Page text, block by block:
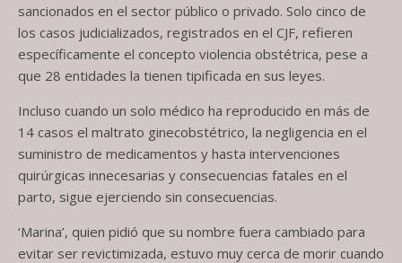
sancionados en el sector público o privado. Solo cinco de
los casos judicializados, registrados en el CJF, refieren
específicamente el concepto violencia obstétrica, pese a
que 28 entidades la tienen tipificada en sus leyes.
Incluso cuando un solo médico ha reproducido en más de
14 casos el maltrato ginecobstétrico, la negligencia en el
suministro de medicamentos y hasta intervenciones
quirúrgicas innecesarias y consecuencias fatales en el
parto, sigue ejerciendo sin consecuencias.
‘Marina’, quien pidió que su nombre fuera cambiado para
evitar ser revictimizada, estuvo muy cerca de morir cuando